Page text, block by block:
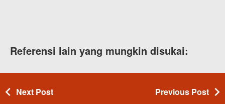
Referensi lain yang mungkin disukai:
Next Post Previous Post